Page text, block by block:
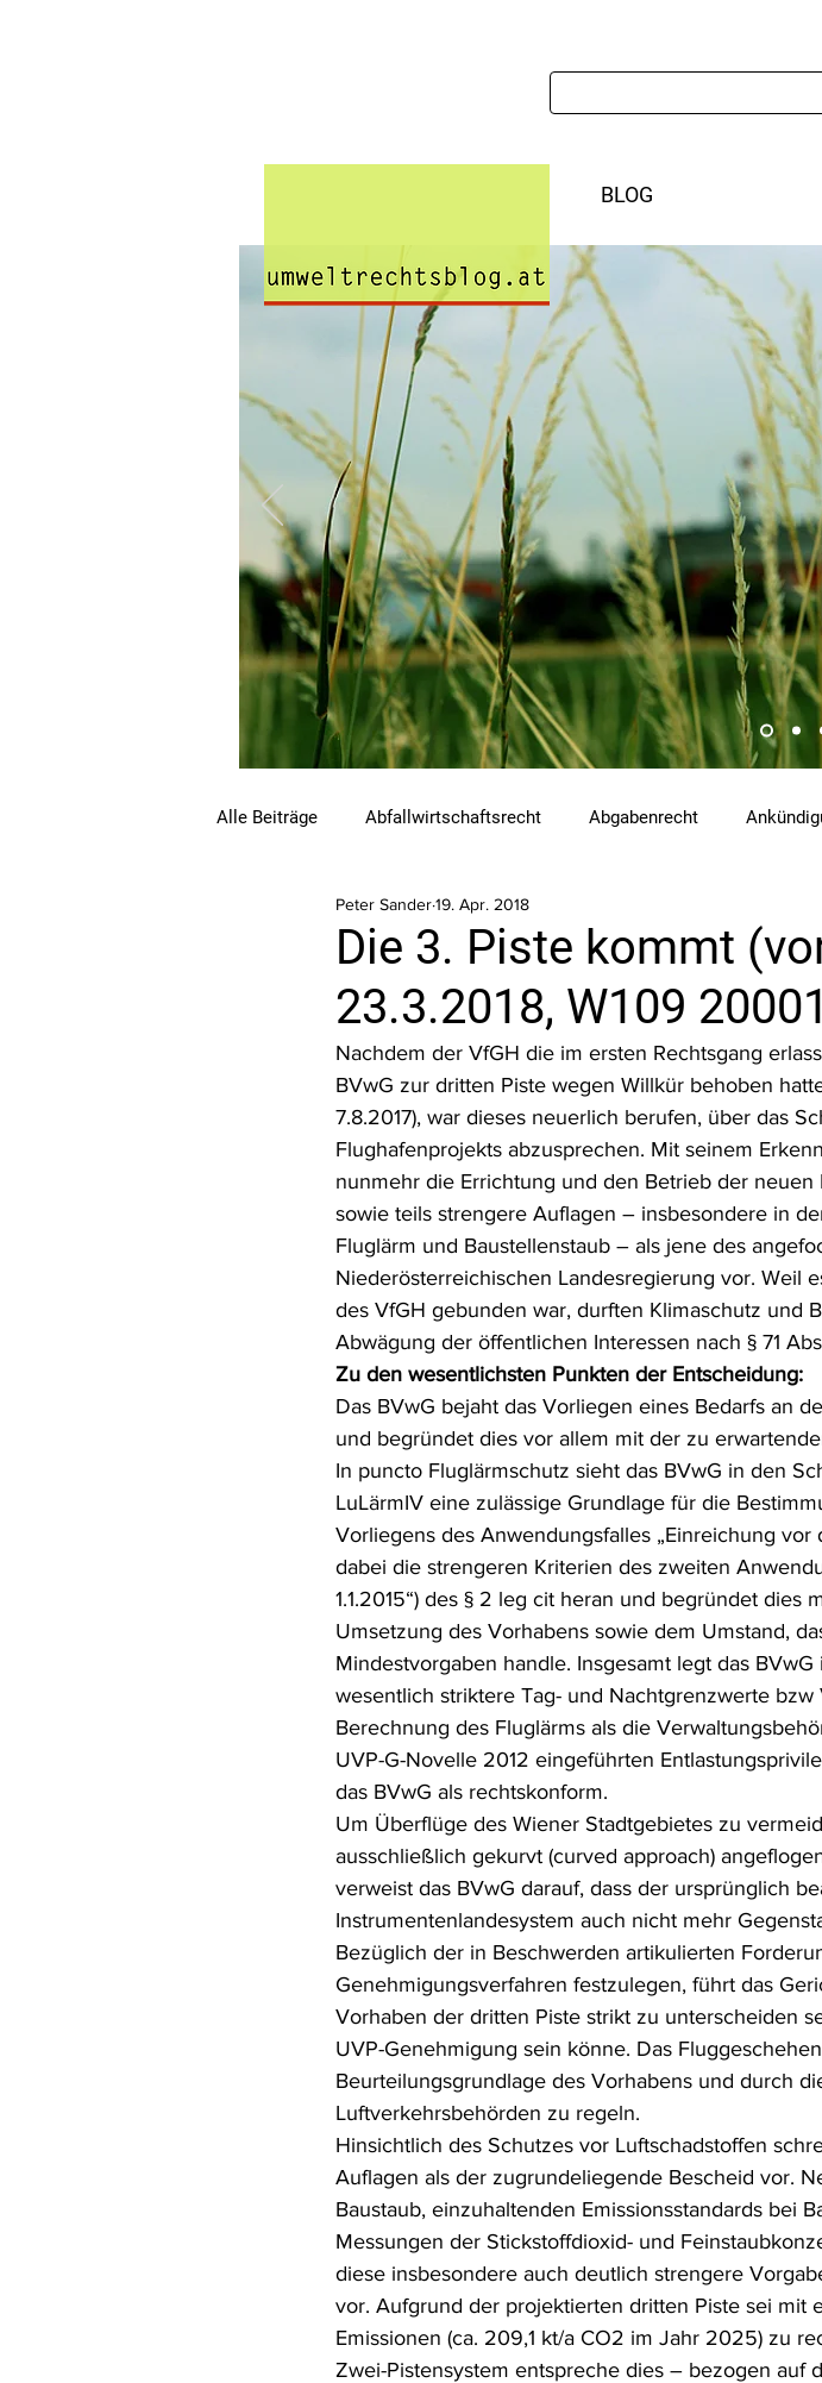
BLOG
Alle Beiträge Abfallwirtschaftsrecht Abgabenrecht
Beihilfen und Förderungen Chemikalienrecht
Luftreinhalterecht Naturschutzrecht Raumordnungs- und
Wasserrecht RDU Umwelt-Ausgabe Erdgas
Die 3. Piste kommt
23.3.2018, W109
Peter Sander19. Apr. 2018
Nachdem der VfGH die im ersten Rechtsgang
BVwG zur dritten Piste wegen Willkür behoben
7.8.2017), war dieses neuerlich berufen, über das
Flughafenprojekts abzusprechen. Mit seinem
nunmehr die Errichtung und den Betrieb der
sowie teils strengere Auflagen – insbesondere in
Fluglärm und Baustellenstaub – als jene des
Niederösterreichischen Landesregierung vor. Weil
des VfGH gebunden war, durften Klimaschutz und
Abwägung der öffentlichen Interessen nach § 71
Zu den wesentlichsten Punkten der Entscheidung:
Das BVwG bejaht das Vorliegen eines Bedarfs an
und begründet dies vor allem mit der zu
In puncto Fluglärmschutz sieht das BVwG in den
LuLärmIV eine zulässige Grundlage für die
Vorliegens des Anwendungsfalles „Einreichung vor
dabei die strengeren Kriterien des zweiten
1.1.2015“) des § 2 leg cit heran und begründet
Umsetzung des Vorhabens sowie dem Umstand,
Mindestvorgaben handle. Insgesamt legt das
wesentlich striktere Tag- und Nachtgrenzwerte
Berechnung des Fluglärms als die
UVP-G-Novelle 2012 eingeführten
das BVwG als rechtskonform.
Um Überflüge des Wiener Stadtgebietes zu
ausschließlich gekurvt (curved approach)
verweist das BVwG darauf, dass der ursprünglich
Instrumentenlandesystem auch nicht mehr
Bezüglich der in Beschwerden artikulierten
Genehmigungsverfahren festzulegen, führt das
Vorhaben der dritten Piste strikt zu unterscheiden
UVP-Genehmigung sein könne. Das
Beurteilungsgrundlage des Vorhabens und durch
Luftverkehrsbehörden zu regeln.
Hinsichtlich des Schutzes vor Luftschadstoffen
Auflagen als der zugrundeliegende Bescheid vor.
Baustaub, einzuhaltenden Emissionsstandards bei
Messungen der Stickstoffdioxid- und
diese insbesondere auch deutlich strengere
vor. Aufgrund der projektierten dritten Piste sei mit
Emissionen (ca. 209,1 kt/a CO2 im Jahr 2025) zu
Zwei-Pistensystem entspreche dies – bezogen